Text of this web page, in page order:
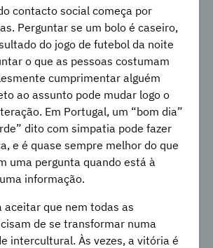
contacto social começa por
Perguntar se um bolo é caseiro,
do jogo de futebol da noite
o que as pessoas costumam
cumprimentar alguém
ao assunto pode mudar logo o
Em Portugal, um “bom dia”
dito com simpatia pode fazer
e é quase sempre melhor do que
uma pergunta quando está à
informação.
aceitar que nem todas as
de se transformar numa
intercultural. Às vezes, a vitória é